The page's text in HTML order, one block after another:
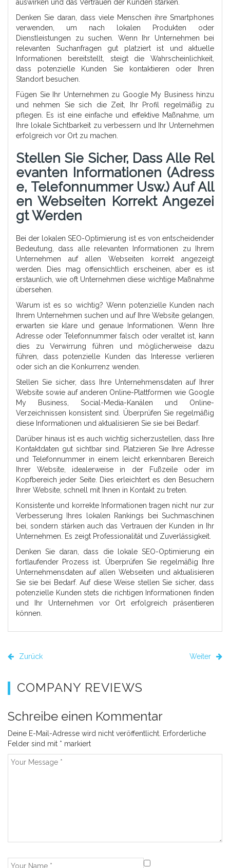
auswirken und das Vertrauen der Kunden stärken.
Denken Sie daran, dass viele Menschen ihre Smartphones
verwenden, um nach lokalen Produkten oder
Dienstleistungen zu suchen. Wenn Ihr Unternehmen bei
relevanten Suchanfragen gut platziert ist und aktuelle
Informationen bereitstellt, steigt die Wahrscheinlichkeit,
dass potenzielle Kunden Sie kontaktieren oder Ihren
Standort besuchen.
Fügen Sie Ihr Unternehmen zu Google My Business hinzu
und nehmen Sie sich die Zeit, Ihr Profil regelmäßig zu
pflegen. Es ist eine einfache und effektive Maßnahme, um
Ihre lokale Sichtbarkeit zu verbessern und Ihr Unternehmen
erfolgreich vor Ort zu machen.
Stellen Sie Sicher, Dass Alle Rel
Evanten Informationen (Adress
E, Telefonnummer Usw.) Auf All
En Webseiten Korrekt Angezei
Gt Werden
Bei der lokalen SEO-Optimierung ist es von entscheidender
Bedeutung, dass alle relevanten Informationen zu Ihrem
Unternehmen auf allen Webseiten korrekt angezeigt
werden. Dies mag offensichtlich erscheinen, aber es ist
erstaunlich, wie oft Unternehmen diese wichtige Maßnahme
übersehen.
Warum ist es so wichtig? Wenn potenzielle Kunden nach
Ihrem Unternehmen suchen und auf Ihre Website gelangen,
erwarten sie klare und genaue Informationen. Wenn Ihre
Adresse oder Telefonnummer falsch oder veraltet ist, kann
dies zu Verwirrung führen und möglicherweise dazu
führen, dass potenzielle Kunden das Interesse verlieren
oder sich an die Konkurrenz wenden.
Stellen Sie sicher, dass Ihre Unternehmensdaten auf Ihrer
Website sowie auf anderen Online-Plattformen wie Google
My Business, Social-Media-Kanälen und Online-
Verzeichnissen konsistent sind. Überprüfen Sie regelmäßig
diese Informationen und aktualisieren Sie sie bei Bedarf.
Darüber hinaus ist es auch wichtig sicherzustellen, dass Ihre
Kontaktdaten gut sichtbar sind. Platzieren Sie Ihre Adresse
und Telefonnummer in einem leicht erkennbaren Bereich
Ihrer Website, idealerweise in der Fußzeile oder im
Kopfbereich jeder Seite. Dies erleichtert es den Besuchern
Ihrer Website, schnell mit Ihnen in Kontakt zu treten.
Konsistente und korrekte Informationen tragen nicht nur zur
Verbesserung Ihres lokalen Rankings bei Suchmaschinen
bei, sondern stärken auch das Vertrauen der Kunden in Ihr
Unternehmen. Es zeigt Professionalität und Zuverlässigkeit.
Denken Sie daran, dass die lokale SEO-Optimierung ein
fortlaufender Prozess ist. Überprüfen Sie regelmäßig Ihre
Unternehmensdaten auf allen Webseiten und aktualisieren
Sie sie bei Bedarf. Auf diese Weise stellen Sie sicher, dass
potenzielle Kunden stets die richtigen Informationen finden
und Ihr Unternehmen vor Ort erfolgreich präsentieren
können.
Zurück Weiter
COMPANY REVIEWS
Schreibe einen Kommentar
Deine E-Mail-Adresse wird nicht veröffentlicht. Erforderliche
Felder sind mit * markiert